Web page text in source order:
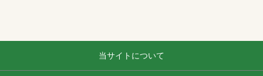
当サイトについて